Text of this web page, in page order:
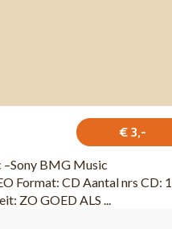
€ 3,-
‎–Sony BMG Music
Format: CD Aantal nrs CD:
ZO GOED ALS ...